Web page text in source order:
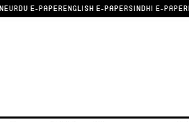
URDU E-PAPERENGLISH E-PAPERSINDHI E-PAPER